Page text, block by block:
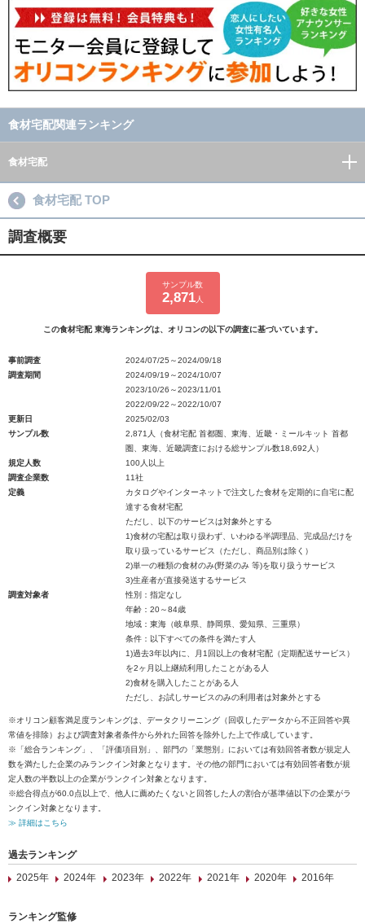
食材宅配関連ランキング
食材宅配
食材宅配 TOP
調査概要
サンプル数
2,871人
この食材宅配 東海ランキングは、オリコンの以下の調査に基づいています。
事前調査
2024/07/25～2024/09/18
調査期間
2024/09/19～2024/10/07
2023/10/26～2023/11/01
2022/09/22～2022/10/07
更新日
2025/02/03
サンプル数
2,871人（食材宅配 首都圏、東海、近畿・ミールキット 首都
圏、東海、近畿調査における総サンプル数18,692人）
規定人数
100人以上
調査企業数
11社
定義
カタログやインターネットで注文した食材を定期的に自宅に配
達する食材宅配
ただし、以下のサービスは対象外とする
1)食材の宅配は取り扱わず、いわゆる半調理品、完成品だけを
取り扱っているサービス（ただし、商品別は除く）
2)単一の種類の食材のみ(野菜のみ 等)を取り扱うサービス
3)生産者が直接発送するサービス
調査対象者
性別：指定なし
年齢：20～84歳
地域：東海（岐阜県、静岡県、愛知県、三重県）
条件：以下すべての条件を満たす人
1)過去3年以内に、月1回以上の食材宅配（定期配送サービス）
を2ヶ月以上継続利用したことがある人
2)食材を購入したことがある人
ただし、お試しサービスのみの利用者は対象外とする
※オリコン顧客満足度ランキングは、データクリーニング（回収したデータから不正回答や異
常値を排除）および調査対象者条件から外れた回答を除外した上で作成しています。
※「総合ランキング」、「評価項目別」、部門の「業態別」においては有効回答者数が規定人
数を満たした企業のみランクイン対象となります。その他の部門においては有効回答者数が規
定人数の半数以上の企業がランクイン対象となります。
※総合得点が60.0点以上で、他人に薦めたくないと回答した人の割合が基準値以下の企業がラ
ンクイン対象となります。
≫ 詳細はこちら
過去ランキング
2025年
2024年 2023年 2022年 2021年 2020年 2016年
ランキング監修